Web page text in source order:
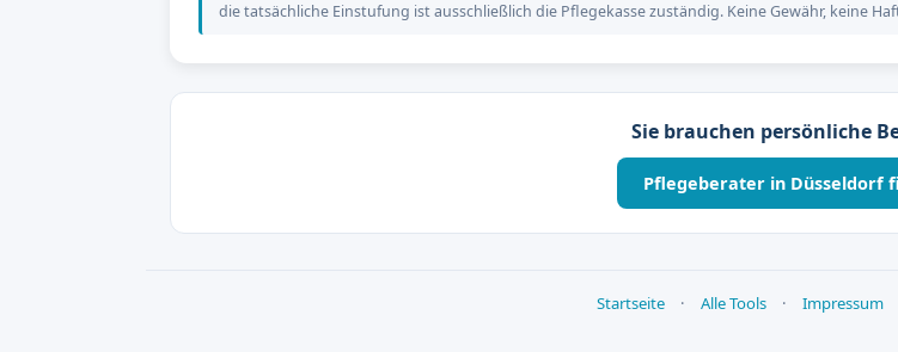
die tatsächliche Einstufung ist ausschließlich die Pflegekasse zuständig. Keine Gewähr, keine
Sie brauchen persönliche
Pflegeberater in Düsseldorf
Startseite · Alle Tools · Impressum